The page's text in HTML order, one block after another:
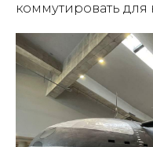
коммутировать